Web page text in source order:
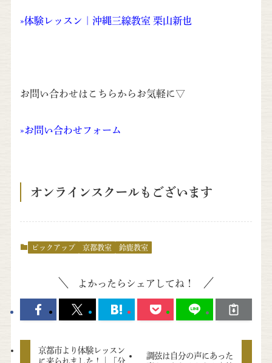
»体験レッスン | 沖縄三線教室 栗山新也
お問い合わせはこちらからお気軽に▽
»お問い合わせフォーム
オンラインスクールもございます
ピックアップ 京都教室 鈴鹿教室
よかったらシェアしてね！
京都市より体験レッスン
に来られました！│「分
調弦は自分の声にあった